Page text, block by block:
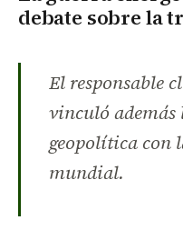
debate sobre la
El responsable
vinculó
geopolítica con
mundial.